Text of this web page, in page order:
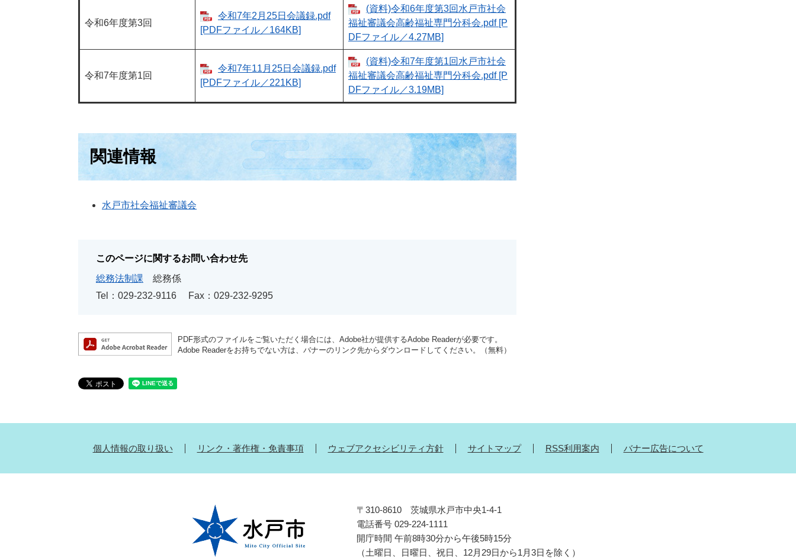
令和6年度第3回
令和7年2月25日会議録.pdf
[PDFファイル／164KB]
(資料)令和6年度第3回水戸市社会
福祉審議会高齢福祉専門分科会.pdf [P
DFファイル／4.27MB]
令和7年度第1回
令和7年11月25日会議録.pdf
[PDFファイル／221KB]
(資料)令和7年度第1回水戸市社会
福祉審議会高齢福祉専門分科会.pdf [P
DFファイル／3.19MB]
関連情報
水戸市社会福祉審議会
このページに関するお問い合わせ先
総務法制課
総務係
Tel：029-232-9116
Fax：029-232-9295
PDF形式のファイルをご覧いただく場合には、Adobe社が提供するAdobe Readerが必要です。
Adobe Readerをお持ちでない方は、バナーのリンク先からダウンロードしてください。（無料）
個人情報の取り扱い リンク・著作権・免責事項 ウェブアクセシビリティ方針 サイトマップ RSS利用案内 バナー広告について
〒310-8610 茨城県水戸市中央1-4-1
電話番号 029-224-1111
開庁時間 午前8時30分から午後5時15分
（土曜日、日曜日、祝日、12月29日から1月3日を除く）